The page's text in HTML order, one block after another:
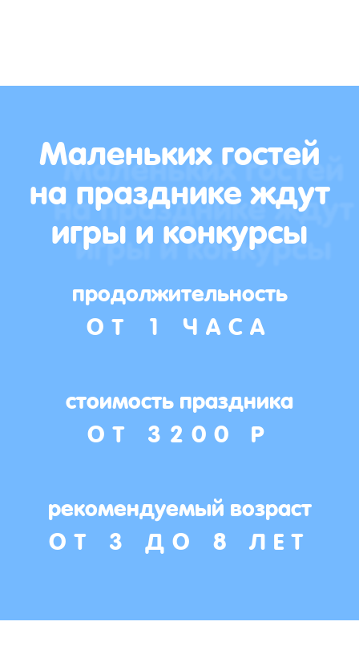
Маленьких гостей
на празднике ждут
игры и конкурсы
продолжительность
ОТ 1 ЧАСА
стоимость праздника
ОТ 3200 Р
рекомендуемый возраст
ОТ 3 ДО 8 ЛЕТ